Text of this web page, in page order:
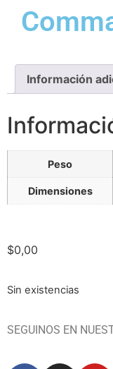
Información
Peso
Dimensiones
$0,00
Sin existencias
SEGUINOS EN